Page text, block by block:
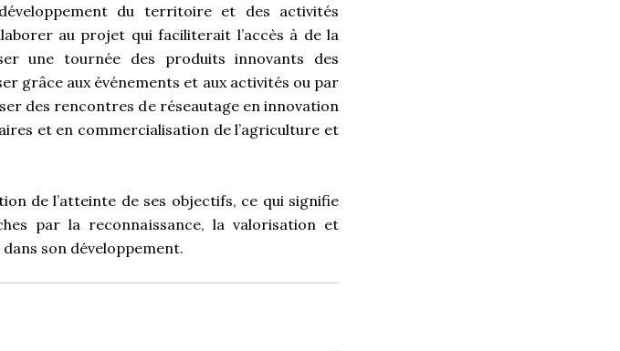
du territoire et des activités
au projet qui faciliterait l’accès à de la
une tournée des produits innovants des
grâce aux événements et aux activités ou par
des rencontres de réseautage en innovation
et en commercialisation de l’agriculture et
de l’atteinte de ses objectifs, ce qui signifie
par la reconnaissance, la valorisation et
son développement.